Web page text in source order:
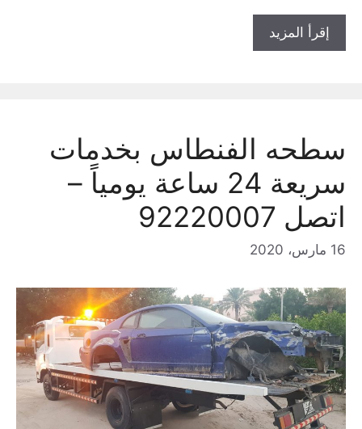
إقرأ المزيد
سطحه الفنطاس بخدمات
سريعة 24 ساعة يومياً –
اتصل 92220007